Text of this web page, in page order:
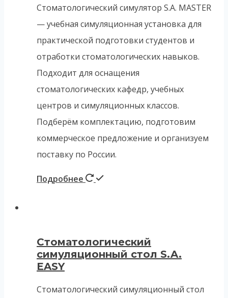
Стоматологический симулятор S.A. MASTER
— учебная симуляционная установка для
практической подготовки студентов и
отработки стоматологических навыков.
Подходит для оснащения
стоматологических кафедр, учебных
центров и симуляционных классов.
Подберём комплектацию, подготовим
коммерческое предложение и организуем
поставку по России.
Подробнее
Стоматологический
симуляционный стол S.A.
EASY
Стоматологический симуляционный стол